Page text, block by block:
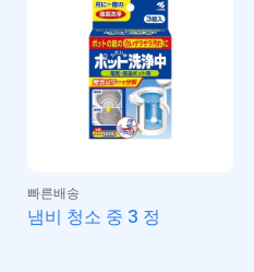
빠른배송
냄비 청소 중 3 정